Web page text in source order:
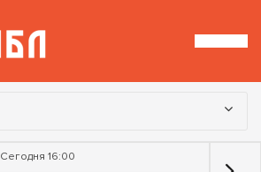
Сегодня 16:00